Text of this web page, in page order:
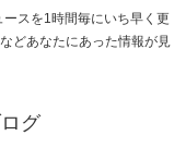
スを1時間毎にいち早く更
どあなたにあった情報が見
グ